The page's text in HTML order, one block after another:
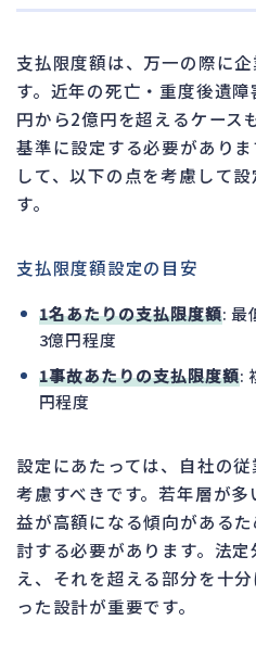
支払限度額は、万一の際に
す。近年の死亡・重度後遺
円から2億円を超えるケース
基準に設定する必要があり
して、以下の点を考慮して
す。
支払限度額設定の目安
1名あたりの支払限度額: 最
3億円程度
1事故あたりの支払限度額:
円程度
設定にあたっては、自社の
考慮すべきです。若年層が
益が高額になる傾向がある
討する必要があります。法
え、それを超える部分を十
った設計が重要です。